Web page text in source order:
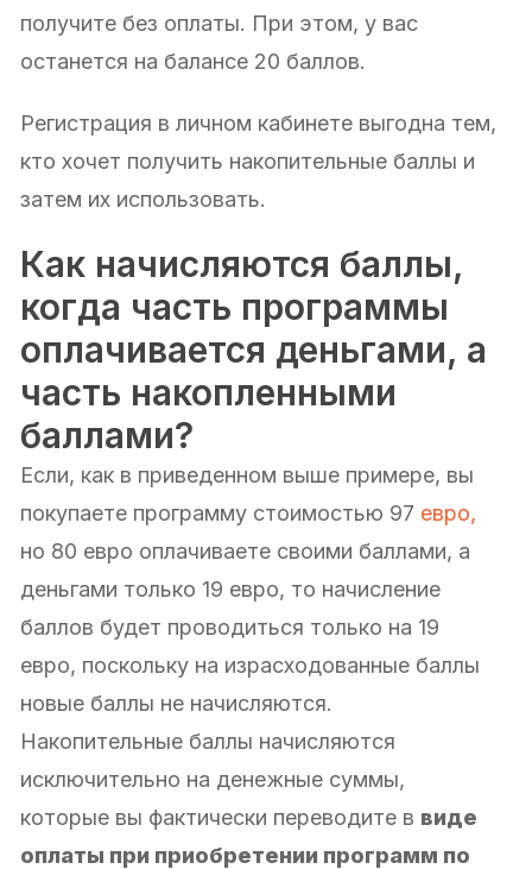
получите без оплаты. При этом, у вас
останется на балансе 20 баллов.
Регистрация в личном кабинете выгодна тем,
кто хочет получить накопительные баллы и
затем их использовать.
Как начисляются баллы,
когда часть программы
оплачивается деньгами, а
часть накопленными
баллами?
Если, как в приведенном выше примере, вы
покупаете программу стоимостью 97 евро,
но 80 евро оплачиваете своими баллами, а
деньгами только 19 евро, то начисление
баллов будет проводиться только на 19
евро, поскольку на израсходованные баллы
новые баллы не начисляются.
Накопительные баллы начисляются
исключительно на денежные суммы,
которые вы фактически переводите в виде
оплаты при приобретении программ по